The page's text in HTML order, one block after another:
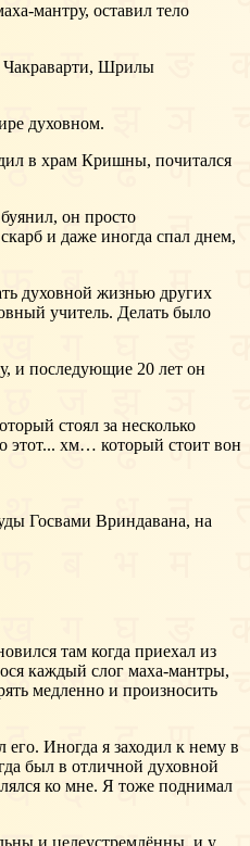
мантру, оставил тело
Чакраварти, Шрилы
духовном.
в храм Кришны, почитался
он просто
и даже иногда спал днем,
духовной жизнью других
учитель. Делать было
и последующие 20 лет он
стоял за несколько
этот... хм… который стоит вон
Госвами Вриндавана, на
там когда приехал из
каждый слог маха-мантры,
медленно и произносить
Иногда я заходил к нему в
был в отличной духовной
ко мне. Я тоже поднимал